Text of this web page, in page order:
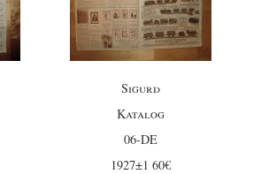
Sigurd
Katalog
06-DE
1927±1 60€